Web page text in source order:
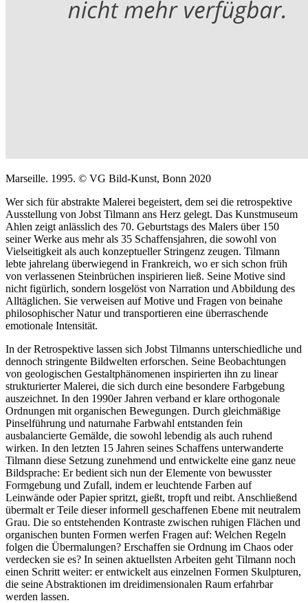
Marseille. 1995. © VG Bild-Kunst, Bonn 2020
Wer sich für abstrakte Malerei begeistert, dem sei die retrospektive
Ausstellung von Jobst Tilmann ans Herz gelegt. Das Kunstmuseum
Ahlen zeigt anlässlich des 70. Geburtstags des Malers über 150
seiner Werke aus mehr als 35 Schaffensjahren, die sowohl von
Vielseitigkeit als auch konzeptueller Stringenz zeugen. Tilmann
lebte jahrelang überwiegend in Frankreich, wo er sich schon früh
von verlassenen Steinbrüchen inspirieren ließ. Seine Motive sind
nicht figürlich, sondern losgelöst von Narration und Abbildung des
Alltäglichen. Sie verweisen auf Motive und Fragen von beinahe
philosophischer Natur und transportieren eine überraschende
emotionale Intensität.
In der Retrospektive lassen sich Jobst Tilmanns unterschiedliche und
dennoch stringente Bildwelten erforschen. Seine Beobachtungen
von geologischen Gestaltphänomenen inspirierten ihn zu linear
strukturierter Malerei, die sich durch eine besondere Farbgebung
auszeichnet. In den 1990er Jahren verband er klare orthogonale
Ordnungen mit organischen Bewegungen. Durch gleichmäßige
Pinselführung und naturnahe Farbwahl entstanden fein
ausbalancierte Gemälde, die sowohl lebendig als auch ruhend
wirken. In den letzten 15 Jahren seines Schaffens unterwanderte
Tilmann diese Setzung zunehmend und entwickelte eine ganz neue
Bildsprache: Er bedient sich nun der Elemente von bewusster
Formgebung und Zufall, indem er leuchtende Farben auf
Leinwände oder Papier spritzt, gießt, tropft und reibt. Anschließend
übermalt er Teile dieser informell geschaffenen Ebene mit neutralem
Grau. Die so entstehenden Kontraste zwischen ruhigen Flächen und
organischen bunten Formen werfen Fragen auf: Welchen Regeln
folgen die Übermalungen? Erschaffen sie Ordnung im Chaos oder
verdecken sie es? In seinen aktuellsten Arbeiten geht Tilmann noch
einen Schritt weiter: er entwickelt aus einzelnen Formen Skulpturen,
die seine Abstraktionen im dreidimensionalen Raum erfahrbar
werden lassen.